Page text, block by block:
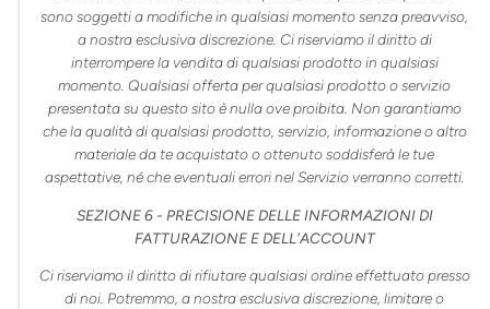
sono soggetti a modifiche in qualsiasi momento senza preavviso,
a nostra esclusiva discrezione. Ci riserviamo il diritto di
interrompere la vendita di qualsiasi prodotto in qualsiasi
momento. Qualsiasi offerta per qualsiasi prodotto o servizio
presentata su questo sito è nulla ove proibita. Non garantiamo
che la qualità di qualsiasi prodotto, servizio, informazione o altro
materiale da te acquistato o ottenuto soddisferà le tue
aspettative, né che eventuali errori nel Servizio verranno corretti.
SEZIONE 6 - PRECISIONE DELLE INFORMAZIONI DI
FATTURAZIONE E DELL'ACCOUNT
Ci riserviamo il diritto di rifiutare qualsiasi ordine effettuato presso
di noi. Potremmo, a nostra esclusiva discrezione, limitare o